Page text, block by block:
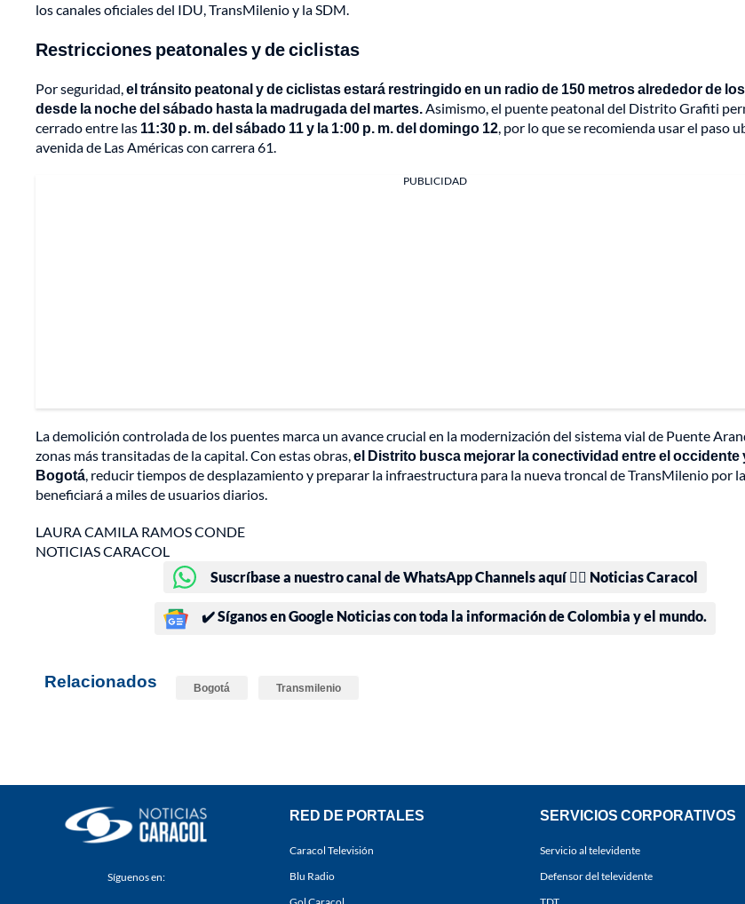
los canales oficiales del IDU, TransMilenio y la SDM.
Restricciones peatonales y de ciclistas
Por seguridad,el tránsito peatonal y de ciclistas estará restringido en un radio de 150 metros alrededor de
desde la noche del sábado hasta la madrugada del martes.Asimismo, el puente peatonal del Distrito Grafiti
cerrado entre las 11:30 p. m. del sábado 11 y la 1:00 p. m. del domingo 12, por lo que se recomienda usar el paso
avenida de Las Américas con carrera 61.
PUBLICIDAD
La demolición controlada de los puentes marca un avance crucial en la modernización del sistema vial de Puente
zonas más transitadas de la capital. Con estas obras,el Distrito busca mejorar la conectividad entre el occidente
Bogotá, reducir tiempos de desplazamiento y preparar la infraestructura para la nueva troncal de TransMilenio por
beneficiará a miles de usuarios diarios.
LAURA CAMILA RAMOS CONDE
NOTICIAS CARACOL
Suscríbase a nuestro canal de WhatsApp Channels aquí 👉🏻 Noticias Caracol
✔️ Síganos en Google Noticias con toda la información de Colombia y el mundo.
Relacionados Bogotá Transmilenio
Síguenos en:
RED DE PORTALES
Caracol Televisión
Blu Radio
SERVICIOS CORPORATIVOS
Servicio al televidente
Defensor del televidente